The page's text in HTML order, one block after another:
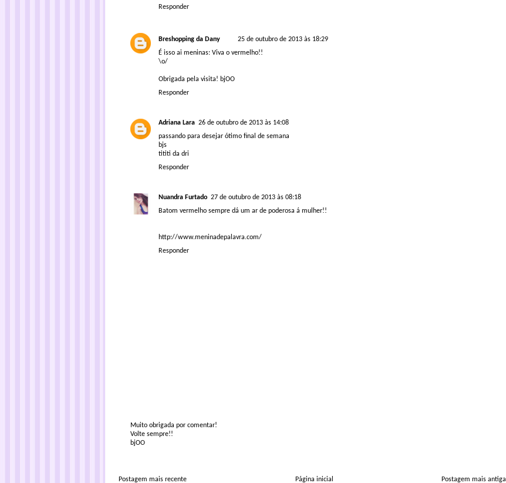
Responder
Breshopping da Dany
25 de outubro de 2013 às 18:29
É isso ai meninas: Viva o vermelho!!
\o/
Obrigada pela visita! bjOO
Responder
Adriana Lara 26 de outubro de 2013 às 14:08
passando para desejar ótimo final de semana
bjs
tititi da dri
Responder
Nuandra Furtado 27 de outubro de 2013 às 08:18
Batom vermelho sempre dá um ar de poderosa á mulher!!
http://www.meninadepalavra.com/
Responder
Muito obrigada por comentar!
Volte sempre!!
bjOO
Postagem mais recente Postagem mais antiga
Página inicial